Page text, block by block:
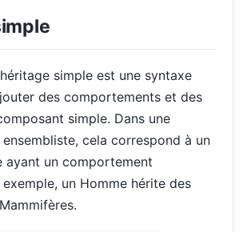
simple est une syntaxe
des comportements et des
simple. Dans une
cela correspond à un
ayant un comportement
un Homme hérite des